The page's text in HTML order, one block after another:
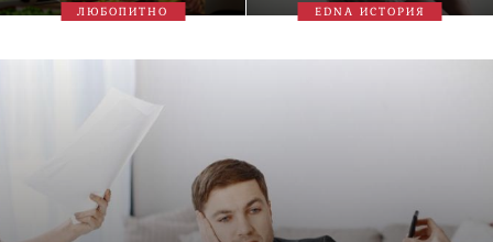
ЛЮБОПИТНО EDNA ИСТОРИЯ